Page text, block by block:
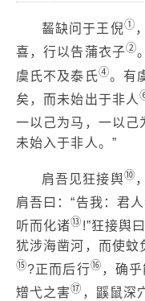
齧缺问于王倪①
喜，行以告蒲衣子②
虞氏不及泰氏④。有
矣，而未始出于非人
一以己为马，一以己
未始入于非人。”
肩吾见狂接舆⑩
肩吾曰：“告我：君
听而化诸⑬ !”狂接舆
犹涉海凿河，而使蚊
⑮?正而后行⑯ ，确
矰弋之害⑰ ，鼷鼠深